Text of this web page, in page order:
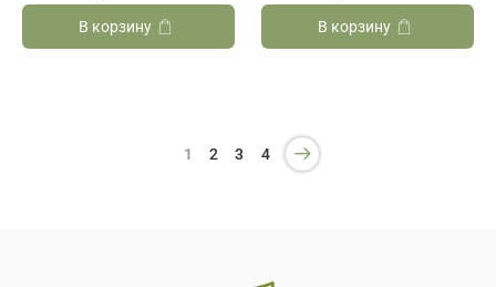
В корзину В корзину
1 2 3 4